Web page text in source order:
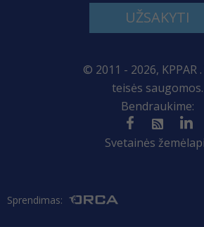
UŽSAKYTI
© 2011 - 2026, KPPAR
teisės saugomos.
Bendraukime:
Svetainės
Sprendimas: